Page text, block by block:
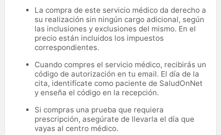
La compra de este servicio médico da derecho a
su realización sin ningún cargo adicional, según
las inclusiones y exclusiones del mismo. En el
precio están incluidos los impuestos
correspondientes.
Cuando compres el servicio médico, recibirás un
código de autorización en tu email. El día de la
cita, identifícate como paciente de SaludOnNet
y enseña el código en la recepción.
Si compras una prueba que requiera
prescripción, asegúrate de llevarla el día que
vayas al centro médico.